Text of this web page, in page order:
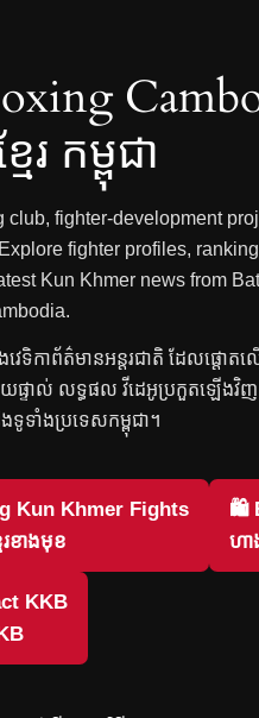
រ កម្ពុជា
fighter-development
fighter profiles,
Kun Khmer news from
វេទិកាព័ត៌មានអន្តរជាតិ ដែលផ្តោ
យផ្ទាល់ លទ្ធផល វីដេអូប្រកួតឡើង
ទាំងប្រទេសកម្ពុជា។
Kun Khmer Fights
រខាងមុខ
🛍
ហា
KKB